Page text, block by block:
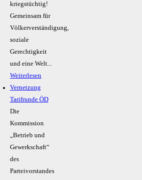
kriegstüchtig!
Gemeinsam für
Völkerverständigung,
soziale
Gerechtigkeit
und eine Welt...
Weiterlesen
Vernetzung
Tarifrunde ÖD
Die
Kommission
„Betrieb und
Gewerkschaft“
des
Parteivorstandes